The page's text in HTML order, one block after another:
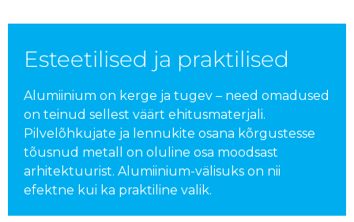
Esteetilised ja praktilised
Alumiinium on kerge ja tugev – need omadused
on teinud sellest väärt ehitusmaterjali.
Pilvelõhkujate ja lennukite osana kõrgustesse
tõusnud metall on oluline osa moodsast
arhitektuurist. Alumiinium-välisuks on nii
efektne kui ka praktiline valik.